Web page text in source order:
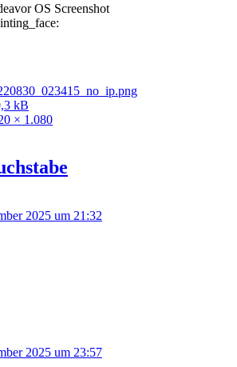
OS Screenshot
kB
× 1.080
2025 um 21:32
2025 um 23:57